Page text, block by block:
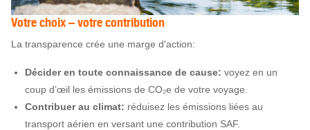
Votre choix – votre contribution
La transparence crée une marge d'action:
Décider en toute connaissance de cause: voyez en un
coup d’œil les émissions de CO₂e de votre voyage.
Contribuer au climat: réduisez les émissions liées au
transport aérien en versant une contribution SAF.